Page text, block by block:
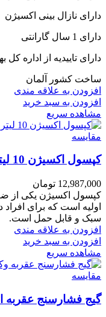
دارای نازال بینی اکسیژن
دارای 1 سال گارانتی
دارای تاییدیه از اداره
ساخت کشور آلمان
افزودن به علاقه مندی
افزودن به سبد خرید
مشاهده سریع
مقایسه
کپسول اکسیژن 10 لیتری چینی
12,987,000 تومان
کپسول اکسیژن یکی از
اولیه است که برای
سبک و قابل حمل است.
افزودن به علاقه مندی
افزودن به سبد خرید
مشاهده سریع
مقایسه
گیج فشارسنج عقربه